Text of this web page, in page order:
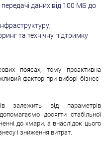
даних від 100 МБ до
та технічну підтримку
поясах, тому проактивна
фактор при виборі бізнес-
залежить від параметрів
досягти стабільної
до хмари, а внаслідок цього
і зниження витрат.